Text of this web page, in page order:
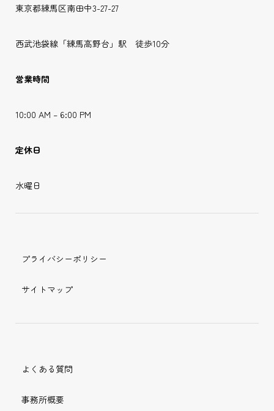
東京都練馬区南田中3-27-27
西武池袋線「練馬高野台」駅 徒歩10分
営業時間
10:00 AM – 6:00 PM
定休日
水曜日
プライバシーポリシー
サイトマップ
よくある質問
事務所概要